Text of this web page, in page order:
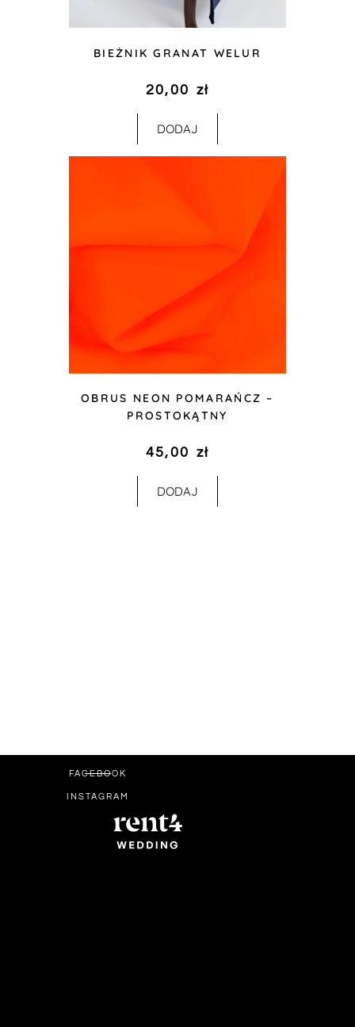
BIEŻNIK GRANAT WELUR
20,00 zł
DODAJ
OBRUS NEON POMARAŃCZ –
PROSTOKĄTNY
45,00 zł
DODAJ
FACEBOOK
INSTAGRAM